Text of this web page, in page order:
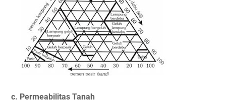
c. Permeabilitas Tanah